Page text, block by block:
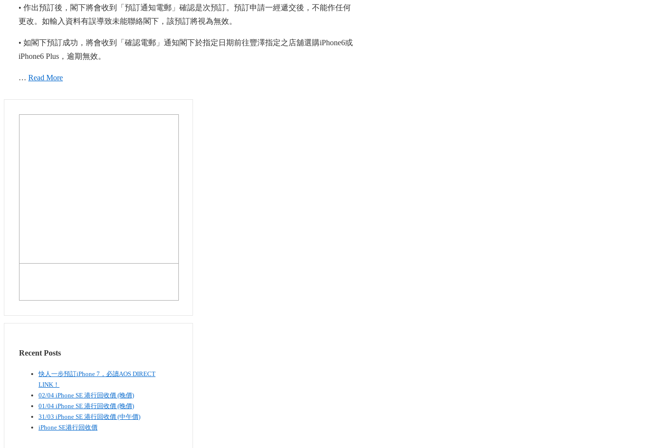
• 作出預訂後，閣下將會收到「預訂通知電郵」確認是次預訂。預訂申請一經遞交後，不能作任何
更改。如輸入資料有誤導致未能聯絡閣下，該預訂將視為無效。
• 如閣下預訂成功，將會收到「確認電郵」通知閣下於指定日期前往豐澤指定之店舖選購iPhone6或
iPhone6 Plus，逾期無效。
… Read More
Recent Posts
快人一步預訂iPhone 7，必讀AOS DIRECT
LINK！
02/04 iPhone SE​ 港行回收價 (晚價)
01/04 iPhone SE​ 港行回收價 (晚價)
31/03 iPhone SE​ 港行回收價 (中午價)
iPhone SE港行回收價